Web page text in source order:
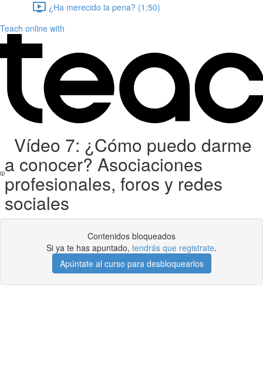
¿Ha merecido la pena? (1:50)
Teach online with
Vídeo 7: ¿Cómo puedo darme
a conocer? Asociaciones
profesionales, foros y redes
sociales
Contenidos bloqueados
Si ya te has apuntado, tendrás que registrate.
Apúntate al curso para desbloquearlos